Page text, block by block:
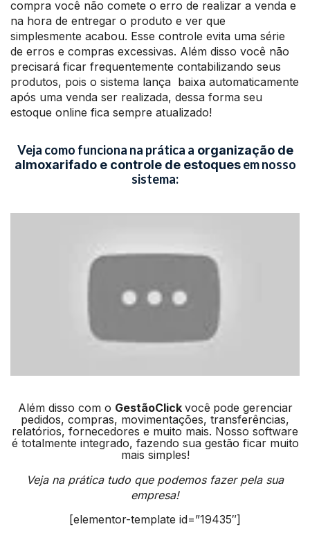
compra você não comete o erro de realizar a venda e
na hora de entregar o produto e ver que
simplesmente acabou. Esse controle evita uma série
de erros e compras excessivas. Além disso você não
precisará ficar frequentemente contabilizando seus
produtos, pois o sistema lança baixa automaticamente
após uma venda ser realizada, dessa forma seu
estoque online fica sempre atualizado!
Veja como funciona na prática a organização de
almoxarifado e controle de estoquesem nosso
sistema:
Além disso com o GestãoClick você pode gerenciar
pedidos, compras, movimentações, transferências,
relatórios, fornecedores e muito mais. Nosso software
é totalmente integrado, fazendo sua gestão ficar muito
mais simples!
Veja na prática tudo que podemos fazer pela sua
empresa!
[elementor-template id=”19435″]